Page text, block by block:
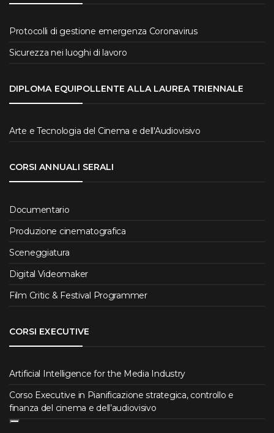
Protocolli di gestione emergenza Coronavirus
Sicurezza nei luoghi di lavoro
DIPLOMA EQUIPOLLENTE ALLA LAUREA TRIENNALE
Arte e Tecnologia del Cinema e dell'Audiovisivo
CORSI ANNUALI SERALI
Documentario
Produzione cinematografica
Sceneggiatura
Digital Videomaker
Film Critic & Festival Programmer
CORSI EXECUTIVE
Artificial Intelligence for the Media Industry
Corso Executive in Pianificazione strategica, controllo e
finanza del cinema e dell’audiovisivo